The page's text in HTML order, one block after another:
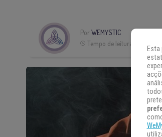
Por WEMYSTIC
Tempo de leitura: